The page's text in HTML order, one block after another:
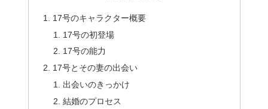
17号のキャラクター概要
17号の初登場
17号の能力
17号とその妻の出会い
出会いのきっかけ
結婚のプロセス